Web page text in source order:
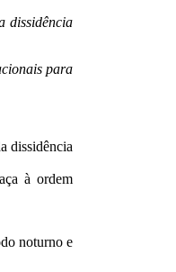
dissidência
para
dissidência
à ordem
noturno e